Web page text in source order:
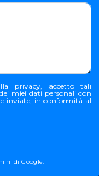
privacy , accetto tali
miei dati personali con
inviate, in conformità al
di Google.